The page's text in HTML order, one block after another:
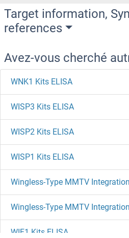
Target information,
references
Avez-vous cherché
WNK1 Kits ELISA
WISP3 Kits ELISA
WISP2 Kits ELISA
WISP1 Kits ELISA
WIF1 Kits ELISA